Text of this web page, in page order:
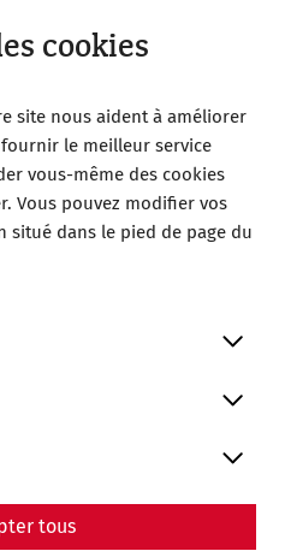
cookies
site nous aident à améliorer
le meilleur service
vous-même des cookies
Vous pouvez modifier vos
situé dans le pied de page du
tous
in detail
detail
standardized group rates
The prices always
a maximum of 25 pupils and
upper limits ensure a high
regulations.
class, need for
etc.), please do not